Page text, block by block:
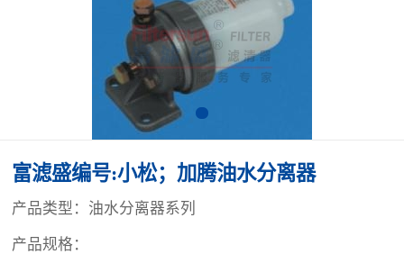
富滤盛编号:小松；加腾油水分离器
产品类型：油水分离器系列
产品规格：